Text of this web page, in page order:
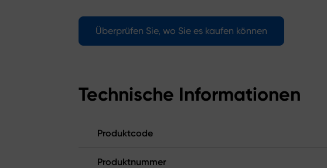
Überprüfen Sie, wo Sie es kaufen können
Technische Informationen
Produktcode
Produktnummer